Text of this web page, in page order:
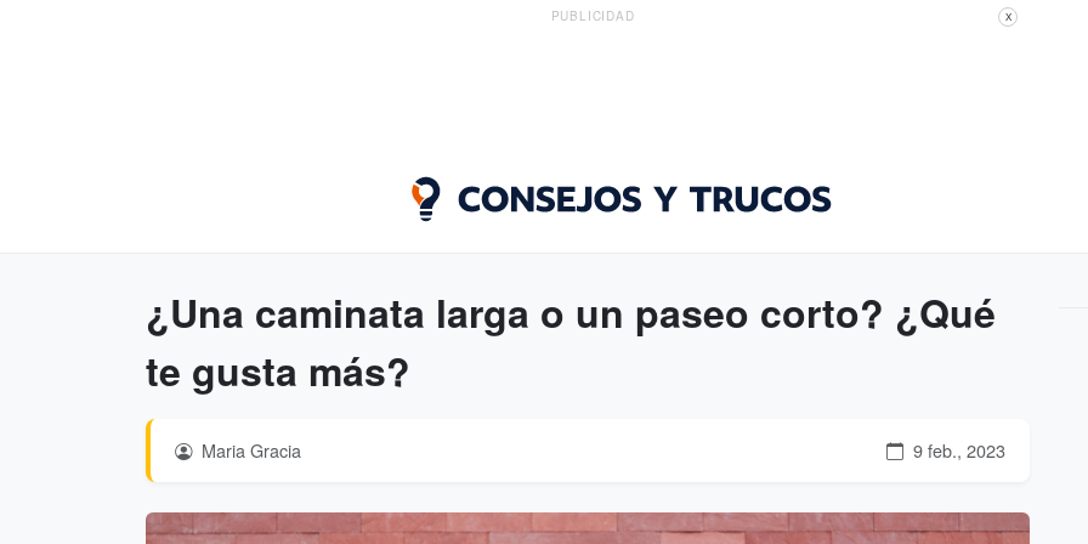
PUBLICIDAD X
¿Una caminata larga o un paseo corto? ¿Qué
te gusta más?
Maria Gracia 9 feb., 2023